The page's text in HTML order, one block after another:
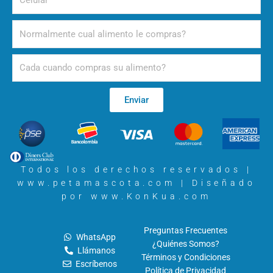
Enviar
Todos los derechos reservados |
www.petamascota.com | Diseñado
por www.KonKua.com
WhatsApp
Llámanos
Escríbenos
Preguntas Frecuentes
¿Quiénes Somos?
Términos y Condiciones
Política de Privacidad